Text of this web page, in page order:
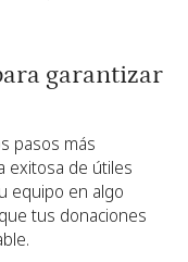
garantizar
pasos más
exitosa de útiles
equipo en algo
tus donaciones